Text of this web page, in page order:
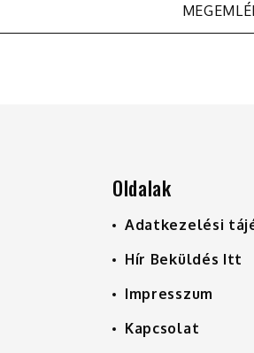
Oldalak
Adatkezelési
Hír Beküldés Itt
Impresszum
Kapcsolat